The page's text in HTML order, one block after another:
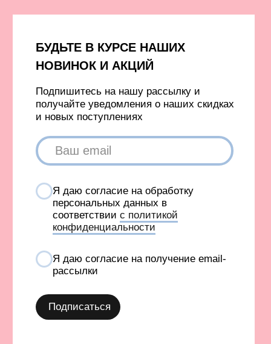
ЗАПРЕЩЕНА В РОССИИ
Карта сайта